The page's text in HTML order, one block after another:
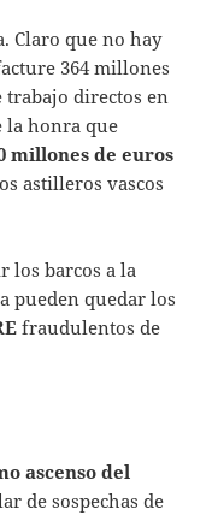
Claro que no hay
364 millones
trabajo directos en
la honra que
millones de euros
astilleros vascos
los barcos a la
pueden quedar los
fraudulentos de
ascenso del
de sospechas de